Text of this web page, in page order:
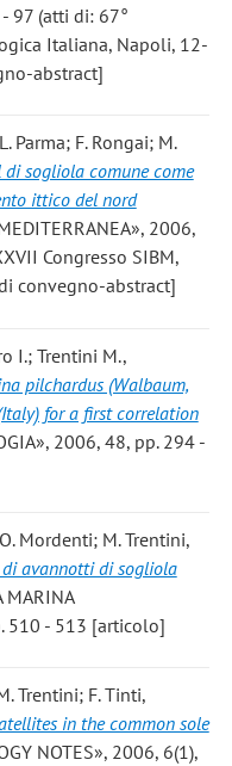
97 (atti di: 67°
Italiana, Napoli, 12-
abstract]
Parma; F. Rongai; M.
sogliola comune come
ittico del nord
2006,
Congresso SIBM,
convegno-abstract]
I.; Trentini M.,
pilchardus (Walbaum,
for a first correlation
2006, 48, pp. 294 -
Mordenti; M. Trentini,
avannotti di sogliola
MARINA
510 - 513 [articolo]
Trentini; F. Tinti,
in the common sole
NOTES», 2006, 6(1),